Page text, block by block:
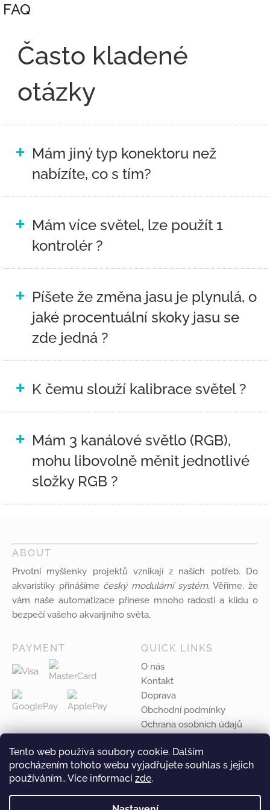
Tento web používá soubory cookie. Dalším
procházením tohoto webu vyjadřujete souhlas s jejich
používáním.. Více informací zde.
FAQ
Často kladené
otázky
+ Mám jiný typ konektoru než
nabízíte, co s tím?
+ Mám více světel, lze použít 1
kontrolér ?
+ Píšete že změna jasu je plynulá, o
jaké procentuální skoky jasu se
zde jedná ?
+ K čemu slouží kalibrace světel ?
+ Mám 3 kanálové světlo (RGB),
mohu libovolně měnit jednotlivé
složky RGB ?
ABOUT
Prvotní myšlenky projektů vznikají z našich potřeb. Do
akvaristiky přinášíme český modulární systém.Věříme, že
vám naše automatizace přinese mnoho radosti a klidu o
bezpečí vašeho akvarijního světa.
PAYMENT QUICK LINKS
O nás
Kontakt
Doprava
Obchodní podmínky
Ochrana osobních údajů
Copyright © 2024 All Rights Reserved by